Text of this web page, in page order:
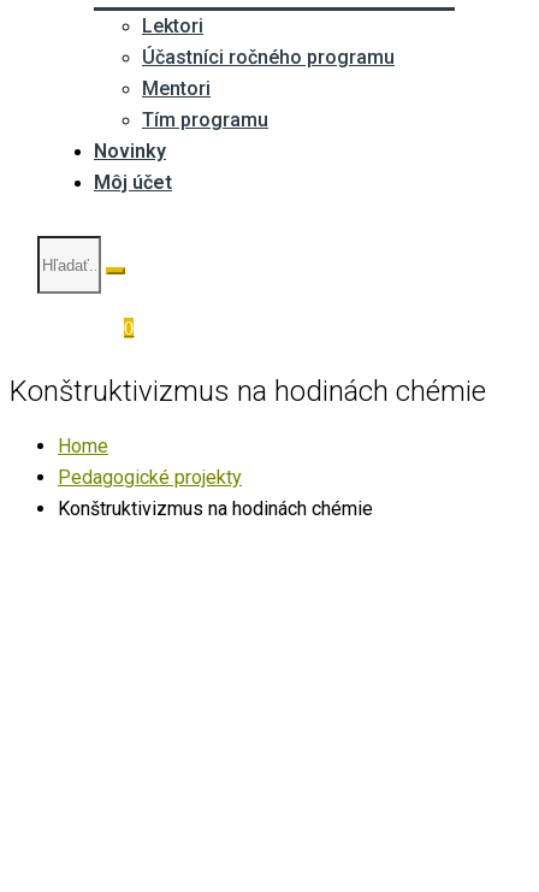
Lektori
Účastníci ročného programu
Mentori
Tím programu
Novinky
Môj účet
0
Konštruktivizmus na hodinách chémie
Home
Pedagogické projekty
Konštruktivizmus na hodinách chémie